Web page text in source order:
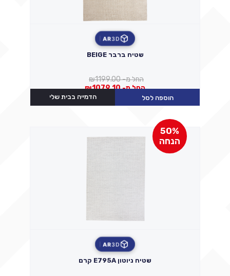
3D
AR
שטיח ברבר BEIGE
החל מ- ₪1199.00
החל מ-
₪1079.10
הוספה לסל הדמייה בבית שלי
50%
הנחה
3D
AR
שטיח ניוטון E795A קרם